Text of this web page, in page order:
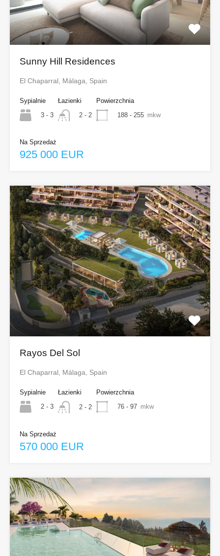
Sunny Hill Residences
El Chaparral, Málaga, Spain
Sypialnie
3 - 3
Łazienki
2 - 2
Powierzchnia
188 - 255 mkw
Na Sprzedaż
925 000 EUR
Rayos Del Sol
El Chaparral, Málaga, Spain
Sypialnie
2 - 3
Łazienki
2 - 2
Powierzchnia
76 - 97 mkw
Na Sprzedaż
570 000 EUR